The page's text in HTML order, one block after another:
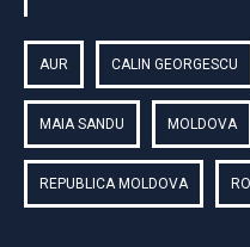
AUR CALIN GEORGESCU
MAIA SANDU MOLDOVA
REPUBLICA MOLDOVA